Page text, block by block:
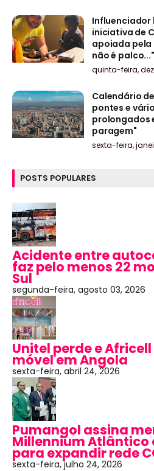
Influenciador
iniciativa de
apoiada pela
não é palco..."
quinta-feira,
Calendário
pontes e
prolongados
paragem"
sexta-feira,
POSTS POPULARES
Acidente entre
faz pelo menos 22
Sul
segunda-feira, agosto 03, 2026
Unitel perde e
móvel em Angola
sexta-feira, abril 24, 2026
Pumangol assina
Millennium Atlântico
para expandir rede
sexta-feira, julho 24, 2026